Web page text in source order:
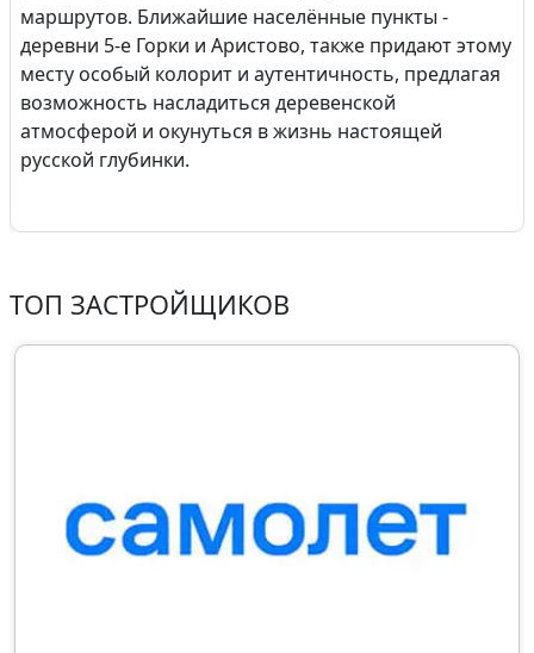
маршрутов. Ближайшие населённые пункты -
деревни 5-е Горки и Аристово, также придают этому
месту особый колорит и аутентичность, предлагая
возможность насладиться деревенской
атмосферой и окунуться в жизнь настоящей
русской глубинки.
ТОП ЗАСТРОЙЩИКОВ